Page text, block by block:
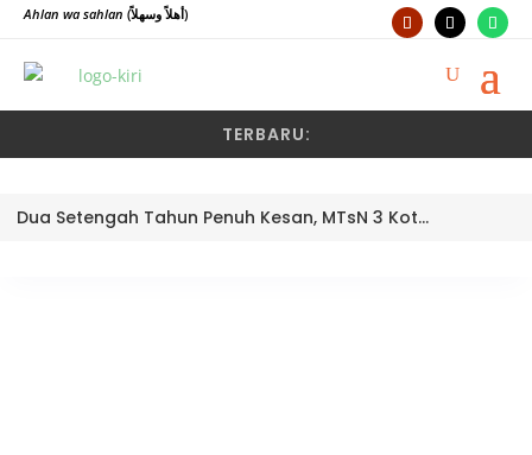
Ahlan wa sahlan (أهلاً وسهلاً)
TERBARU:
Dua Setengah Tahun Penuh Kesan, MTsN 3 Kota Padang Lepas Pengawas Pembina Dra. Nayusminar Nasrun